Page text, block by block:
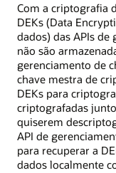
Com a criptografia
DEKs (Data
dados) das APIs de
não são
gerenciamento de
chave mestra de
DEKs para
criptografadas
quiserem
API de
para recuperar a
dados localmente